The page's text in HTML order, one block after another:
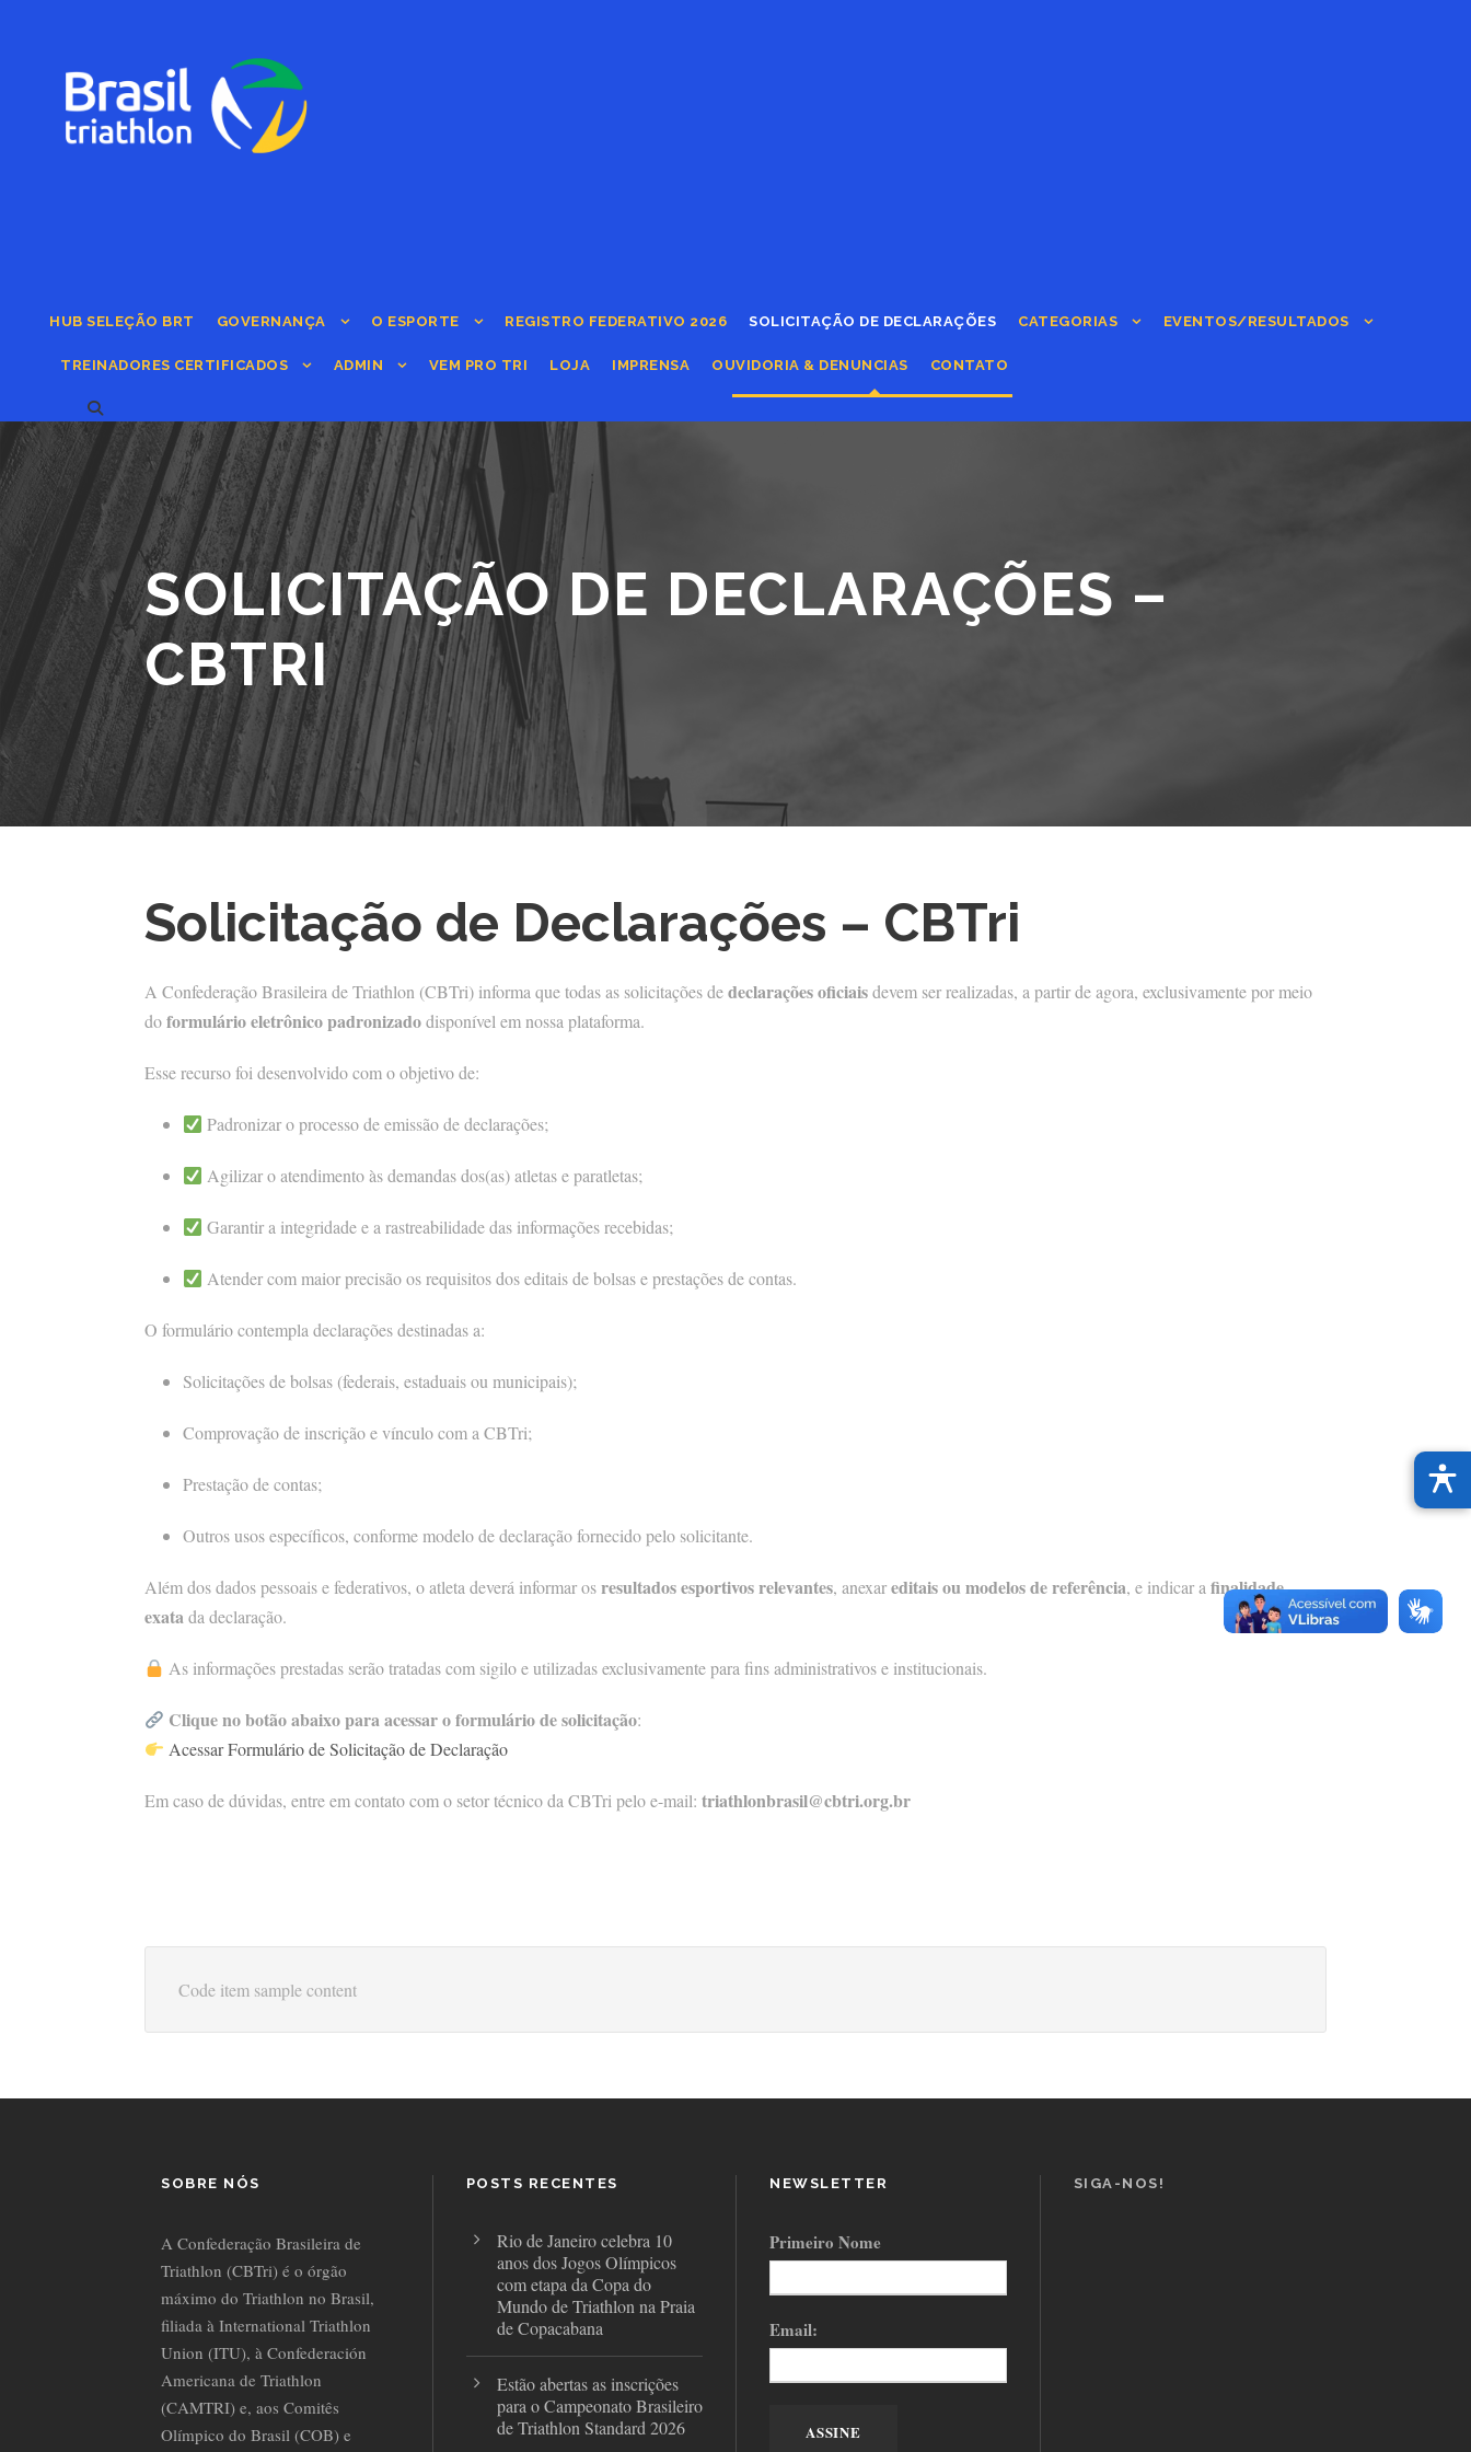
HUB SELEÇÃO BRT GOVERNANÇA O ESPORTE REGISTRO FEDERATIVO 2026 SOLICITAÇÃO DE DECLARAÇÕES CATEGORIAS EVENTOS/RESULTADOS
TREINADORES CERTIFICADOS ADMIN VEM PRO TRI LOJA IMPRENSA OUVIDORIA & DENUNCIAS CONTATO
SOLICITAÇÃO DE DECLARAÇÕES –
CBTRI
Solicitação de Declarações – CBTri
A Confederação Brasileira de Triathlon (CBTri) informa que todas as solicitações dedeclarações oficiaisdevem ser realizadas, a partir de agora, exclusivamente por meio
doformulário eletrônico padronizadodisponível em nossa plataforma.
Esse recurso foi desenvolvido com o objetivo de:
Padronizar o processo de emissão de declarações;
Agilizar o atendimento às demandas dos(as) atletas e paratletas;
Garantir a integridade e a rastreabilidade das informações recebidas;
Atender com maior precisão os requisitos dos editais de bolsas e prestações de contas.
O formulário contempla declarações destinadas a:
Solicitações de bolsas (federais, estaduais ou municipais);
Comprovação de inscrição e vínculo com a CBTri;
Prestação de contas;
Outros usos específicos, conforme modelo de declaração fornecido pelo solicitante.
Além dos dados pessoais e federativos, o atleta deverá informar osresultados esportivos relevantes, anexareditais ou modelos de referência, e indicar afinalidade
exatada declaração.
As informações prestadas serão tratadas com sigilo e utilizadas exclusivamente para fins administrativos e institucionais.
Clique no botão abaixo para acessar o formulário de solicitação:
Acessar Formulário de Solicitação de Declaração
Em caso de dúvidas, entre em contato com o setor técnico da CBTri pelo e-mail: triathlonbrasil@cbtri.org.br
Code item sample content
SOBRE NÓS
A Confederação Brasileira de
Triathlon (CBTri) é o órgão
máximo do Triathlon no Brasil,
filiada à International Triathlon
Union (ITU), à Confederación
Americana de Triathlon
(CAMTRI) e, aos Comitês
Olímpico do Brasil (COB) e
POSTS RECENTES
Rio de Janeiro celebra 10
anos dos Jogos Olímpicos
com etapa da Copa do
Mundo de Triathlon na Praia
de Copacabana
Estão abertas as inscrições
para o Campeonato Brasileiro
de Triathlon Standard 2026
NEWSLETTER
Primeiro Nome
Email:
SIGA-NOS!